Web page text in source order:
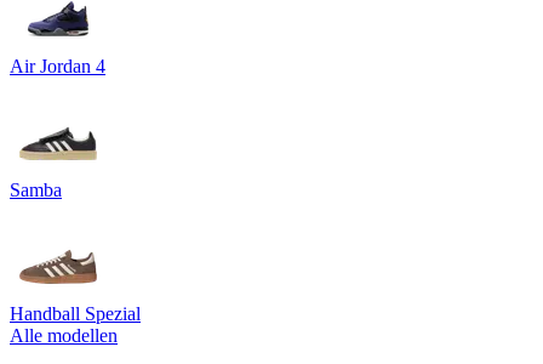
Air Jordan 4
Samba
Handball Spezial
Alle modellen